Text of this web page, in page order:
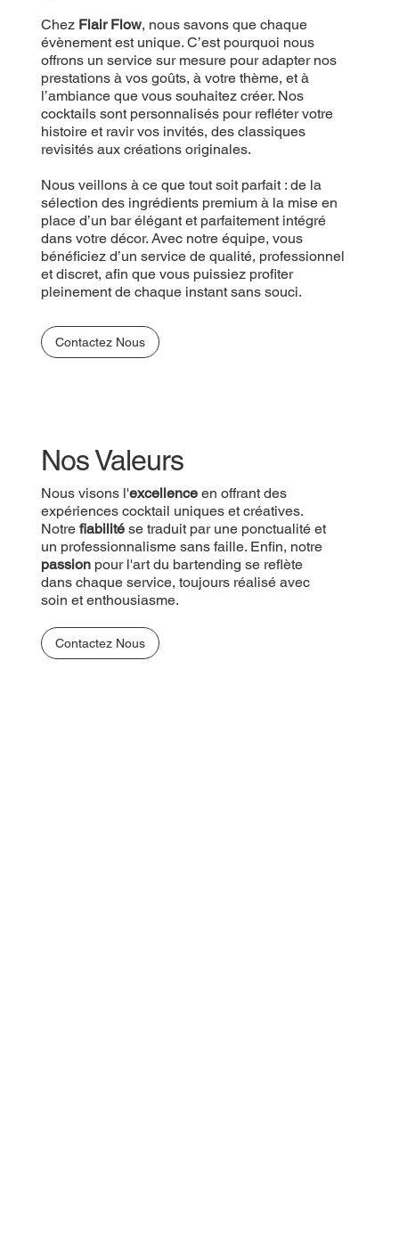
Chez Flair Flow, nous savons que chaque
évènement est unique. C’est pourquoi nous
offrons un service sur mesure pour adapter nos
prestations à vos goûts, à votre thème, et à
l’ambiance que vous souhaitez créer. Nos
cocktails sont personnalisés pour refléter votre
histoire et ravir vos invités, des classiques
revisités aux créations originales.
Nous veillons à ce que tout soit parfait : de la
sélection des ingrédients premium à la mise en
place d’un bar élégant et parfaitement intégré
dans votre décor. Avec notre équipe, vous
bénéficiez d’un service de qualité, professionnel
et discret, afin que vous puissiez profiter
pleinement de chaque instant sans souci.
Contactez Nous
Nos Valeurs
Nous visons l'excellenceen offrant des
expériences cocktail uniques et créatives.
Notre fiabilité se traduit par une ponctualité et
un professionnalisme sans faille. Enfin, notre
passionpour l'art du bartending se reflète
dans chaque service, toujours réalisé avec
soin et enthousiasme.
Contactez Nous